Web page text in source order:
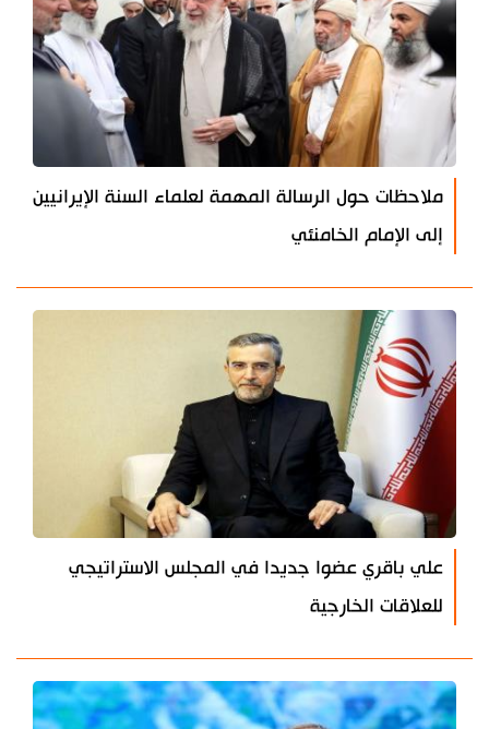
ملاحظات حول الرسالة المهمة لعلماء السنة الإيرانيين
إلى الإمام الخامنئي
علي باقري عضوا جديدا في المجلس الاستراتيجي
للعلاقات الخارجية